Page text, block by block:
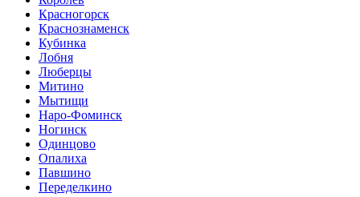
Красногорск
Краснознаменск
Кубинка
Лобня
Люберцы
Митино
Мытищи
Наро-Фоминск
Ногинск
Одинцово
Опалиха
Павшино
Переделкино